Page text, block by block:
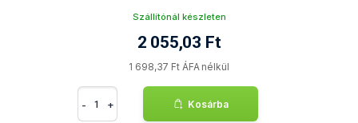
Szállítónál készleten
2 055,03 Ft
1 698,37 Ft ÁFA nélkül
- + Kosárba